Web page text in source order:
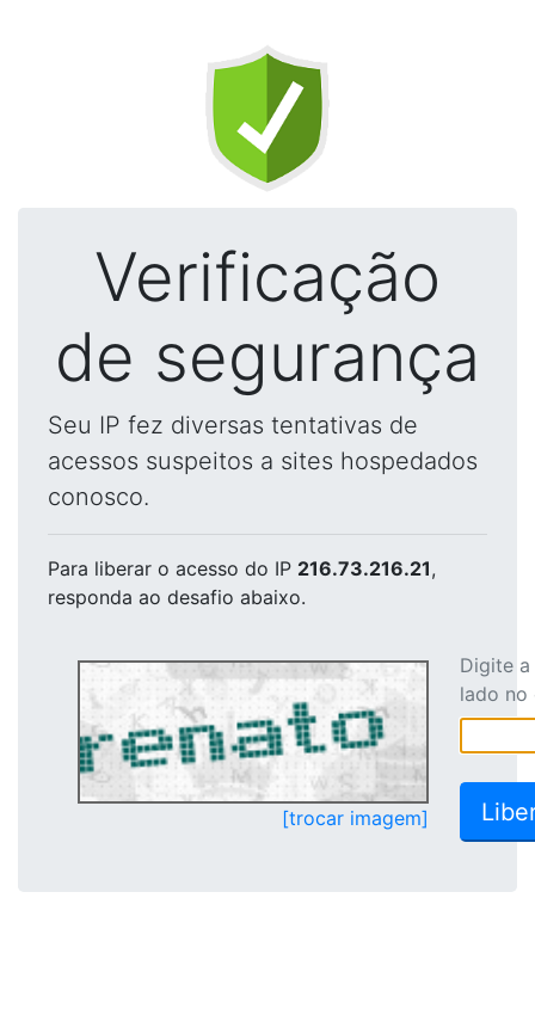
Verificação
de segurança
Seu IP fez diversas tentativas de
acessos suspeitos a sites hospedados
conosco.
Para liberar o acesso do IP 216.73.216.21,
responda ao desafio abaixo.
[trocar imagem]
Digite
lado no